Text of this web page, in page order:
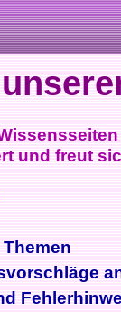
und freut